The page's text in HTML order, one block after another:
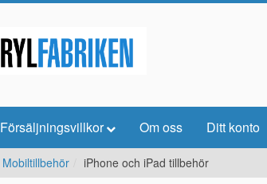
Försäljningsvillkor Om oss Ditt konto
Mobiltillbehör iPhone och iPad tillbehör